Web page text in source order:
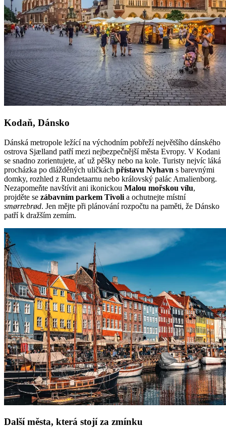
Kodaň, Dánsko
Dánská metropole ležící na východním pobřeží největšího dánského
ostrova Sjælland patří mezi nejbezpečnější města Evropy. V Kodani
se snadno zorientujete, ať už pěšky nebo na kole. Turisty nejvíc láká
procházka po dlážděných uličkách přístavu Nyhavn s barevnými
domky, rozhled z Rundetaarnu nebo královský palác Amalienborg.
Nezapomeňte navštívit ani ikonickou Malou mořskou vílu,
projděte se zábavním parkem Tivoli a ochutnejte místní
smørrebrød. Jen mějte při plánování rozpočtu na paměti, že Dánsko
patří k dražším zemím.
Další města, která stojí za zmínku